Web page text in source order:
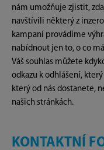
nám umožňuje zjistit,
navštívili některý z
kampaní provádíme
nabídnout jen to, o co
Váš souhlas můžete
odkazu k odhlášení,
který od nás dostanete,
našich stránkách.
KONTAKTNÍ